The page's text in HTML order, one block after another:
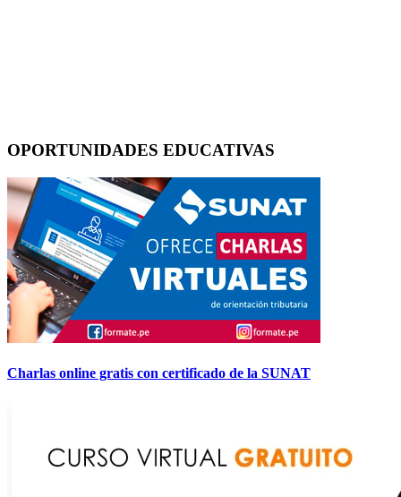
OPORTUNIDADES EDUCATIVAS
Charlas online gratis con certificado de la SUNAT